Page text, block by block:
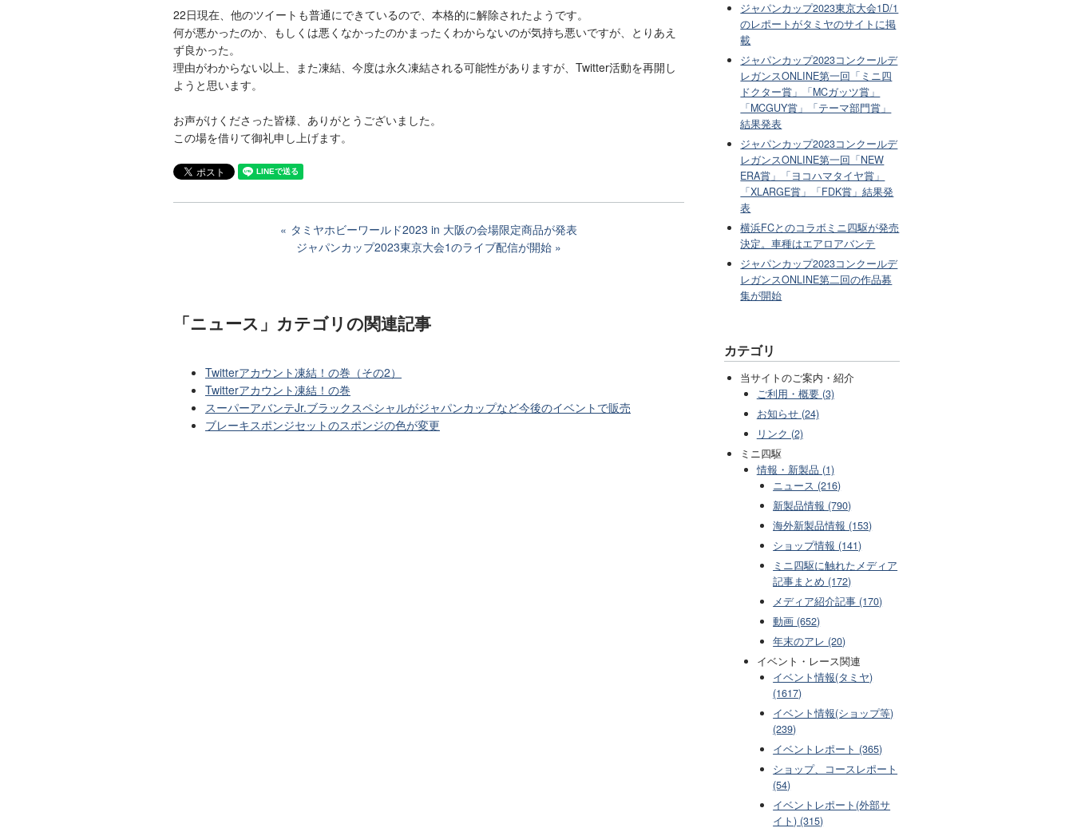
22日現在、他のツイートも普通にできているので、本格的に解除されたようです。
何が悪かったのか、もしくは悪くなかったのかまったくわからないのが気持ち悪いですが、とりあえ
ず良かった。
理由がわからない以上、また凍結、今度は永久凍結される可能性がありますが、Twitter活動を再開し
ようと思います。
お声がけくださった皆様、ありがとうございました。
この場を借りて御礼申し上げます。
タミヤホビーワールド2023 in 大阪の会場限定商品が発表
ジャパンカップ2023東京大会1のライブ配信が開始
「ニュース」カテゴリの関連記事
Twitterアカウント凍結！の巻（その2）
Twitterアカウント凍結！の巻
スーパーアバンテJr.ブラックスペシャルがジャパンカップなど今後のイベントで販売
ブレーキスポンジセットのスポンジの色が変更
ジャパンカップ2023東京大会1D/1
のレポートがタミヤのサイトに掲
載
ジャパンカップ2023コンクールデ
レガンスONLINE第一回「ミニ四
ドクター賞」「MCガッツ賞」
「MCGUY賞」「テーマ部門賞」
結果発表
ジャパンカップ2023コンクールデ
レガンスONLINE第一回「NEW
ERA賞」「ヨコハマタイヤ賞」
「XLARGE賞」「FDK賞」結果発
表
横浜FCとのコラボミニ四駆が発売
決定。車種はエアロアバンテ
ジャパンカップ2023コンクールデ
レガンスONLINE第二回の作品募
集が開始
カテゴリ
当サイトのご案内・紹介
ご利用・概要 (3)
お知らせ (24)
リンク (2)
ミニ四駆
情報・新製品 (1)
ニュース (216)
新製品情報 (790)
海外新製品情報 (153)
ショップ情報 (141)
ミニ四駆に触れたメディア
記事まとめ (172)
メディア紹介記事 (170)
動画 (652)
年末のアレ (20)
イベント・レース関連
イベント情報(タミヤ)
(1617)
イベント情報(ショップ等)
(239)
イベントレポート (365)
ショップ、コースレポート
(54)
イベントレポート(外部サ
イト) (315)